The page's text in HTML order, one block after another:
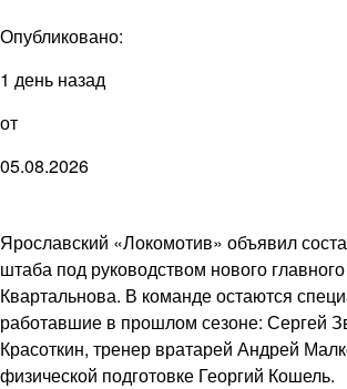
Опубликовано:
1 день назад
от
05.08.2026
Ярославский «Локомотив» объявил
штаба под руководством нового
Квартальнова. В команде остаются
работавшие в прошлом сезоне: Сергей
Красоткин, тренер вратарей Андрей
физической подготовке Георгий Кошель.